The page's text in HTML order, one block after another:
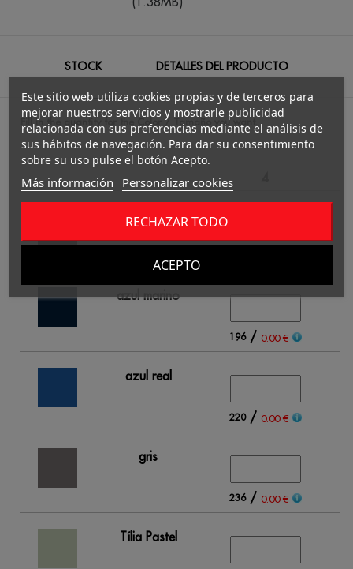
STOCK DETALLES DEL PRODUCTO
Fill in the quantity for the Color / Tamaño you want.
negro
azul marino
196/ 0.00 €
azul real
220/ 0.00 €
gris
236/ 0.00 €
Tília Pastel
Este sitio web utiliza cookies propias y de terceros para
mejorar nuestros servicios y mostrarle publicidad
relacionada con sus preferencias mediante el análisis de
sus hábitos de navegación. Para dar su consentimiento
sobre su uso pulse el botón Acepto.
Más información Personalizar cookies
RECHAZAR TODO
ACEPTO